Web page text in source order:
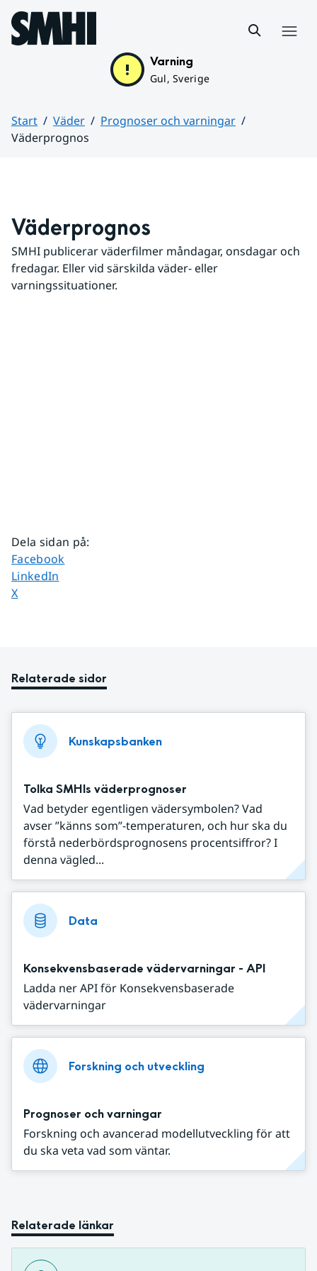
Hoppa till sidans innehåll
Varning
Gul, Sverige
Start Väder
Prognoser och varningar
Väderprognos
Väderprognos
SMHI publicerar väderfilmer måndagar, onsdagar och
fredagar. Eller vid särskilda väder- eller
varningssituationer.
Dela sidan på:
Dela sidan på
Facebook
Dela sidan på
LinkedIn
Dela sidan på
X
Relaterade sidor
Kunskapsbanken
Tolka SMHIs väderprognoser
Vad betyder egentligen vädersymbolen? Vad
avser ”känns som”-temperaturen, och hur ska du
förstå nederbördsprognosens procentsiffror? I
denna vägled...
Data
Konsekvensbaserade vädervarningar - API
Ladda ner API för Konsekvensbaserade
vädervarningar
Forskning och utveckling
Prognoser och varningar
Forskning och avancerad modellutveckling för att
du ska veta vad som väntar.
Relaterade länkar